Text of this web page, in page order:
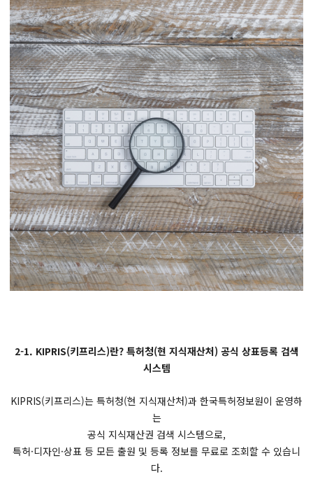
2-1. KIPRIS(키프리스)란? 특허청(현 지식재산처) 공식 상표등록 검색
시스템
KIPRIS(키프리스)는 특허청(현 지식재산처)과 한국특허정보원이 운영하
는
공식 지식재산권 검색 시스템으로,
특허·디자인·상표 등 모든 출원 및 등록 정보를 무료로 조회할 수 있습니
다.